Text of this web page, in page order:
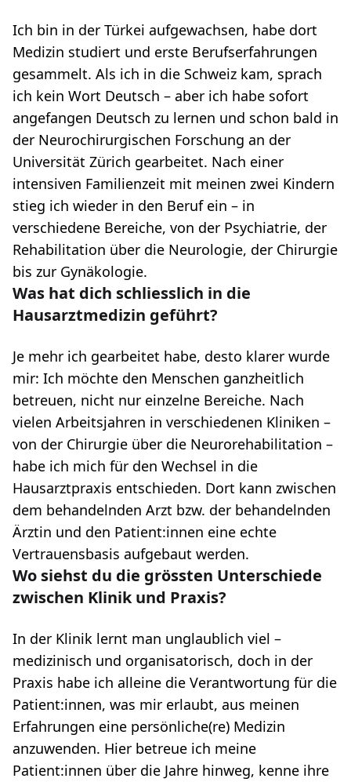
Ich bin in der Türkei aufgewachsen, habe dort
Medizin studiert und erste Berufserfahrungen
gesammelt. Als ich in die Schweiz kam, sprach
ich kein Wort Deutsch – aber ich habe sofort
angefangen Deutsch zu lernen und schon bald in
der Neurochirurgischen Forschung an der
Universität Zürich gearbeitet. Nach einer
intensiven Familienzeit mit meinen zwei Kindern
stieg ich wieder in den Beruf ein – in
verschiedene Bereiche, von der Psychiatrie, der
Rehabilitation über die Neurologie, der Chirurgie
bis zur Gynäkologie.
Was hat dich schliesslich in die
Hausarztmedizin geführt?
Je mehr ich gearbeitet habe, desto klarer wurde
mir: Ich möchte den Menschen ganzheitlich
betreuen, nicht nur einzelne Bereiche. Nach
vielen Arbeitsjahren in verschiedenen Kliniken –
von der Chirurgie über die Neurorehabilitation –
habe ich mich für den Wechsel in die
Hausarztpraxis entschieden. Dort kann zwischen
dem behandelnden Arzt bzw. der behandelnden
Ärztin und den Patient:innen eine echte
Vertrauensbasis aufgebaut werden.
Wo siehst du die grössten Unterschiede
zwischen Klinik und Praxis?
In der Klinik lernt man unglaublich viel –
medizinisch und organisatorisch, doch in der
Praxis habe ich alleine die Verantwortung für die
Patient:innen, was mir erlaubt, aus meinen
Erfahrungen eine persönliche(re) Medizin
anzuwenden. Hier betreue ich meine
Patient:innen über die Jahre hinweg, kenne ihre